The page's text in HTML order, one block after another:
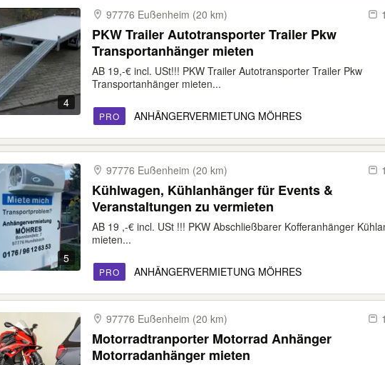
4
97776 Eußenheim (20 km)
PKW Trailer Autotransporter Trailer Pkw
Transportanhänger mieten
AB 19,-€ incl. USt!!! PKW Trailer Autotransporter Trailer Pkw
Transportanhänger mieten...
PRO ANHÄNGERVERMIETUNG MÖHRES
5
97776 Eußenheim (20 km)
Kühlwagen, Kühlanhänger für Events &
Veranstaltungen zu vermieten
AB 19 ,-€ incl. USt !!! PKW Abschließbarer Kofferanhänger
mieten...
PRO ANHÄNGERVERMIETUNG MÖHRES
97776 Eußenheim (20 km)
Motorradtranporter Motorrad Anhänger
Motorradanhänger mieten